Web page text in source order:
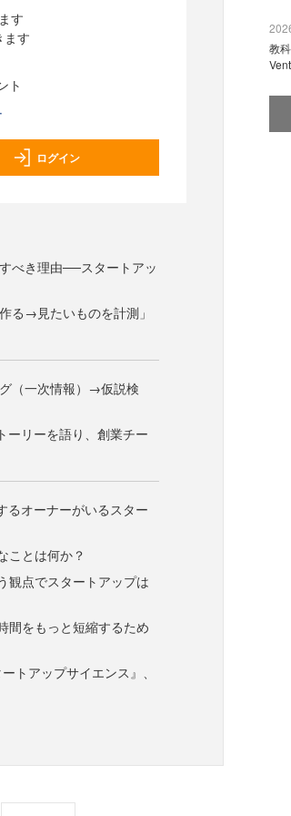
す
ます
ト
ログイン
べき理由──スタートアッ
る→見たいものを計測」
（一次情報）→仮説検
ーリーを語り、創業チー
るオーナーがいるスター
ことは何か？
観点でスタートアップは
間をもっと短縮するため
トアップサイエンス』、
教